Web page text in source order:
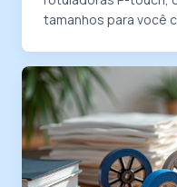
tamanhos para você